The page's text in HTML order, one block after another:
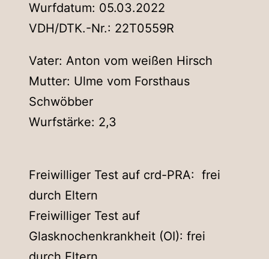
Wurfdatum: 05.03.2022
VDH/DTK.-Nr.: 22T0559R
Vater: Anton vom weißen Hirsch
Mutter: Ulme vom Forsthaus
Schwöbber
Wurfstärke: 2,3
Freiwilliger Test auf crd-PRA: frei
durch Eltern
Freiwilliger Test auf
Glasknochenkrankheit (OI): frei